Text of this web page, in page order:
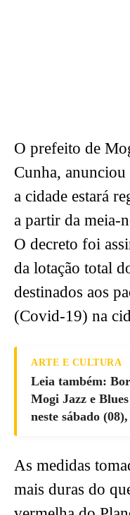
O prefeito de
Cunha,
a cidade estará
a partir da meia-
O decreto foi
da lotação total
destinados aos
(Covid-19) na
ARTE E CULTURA
Leia também:
Mogi Jazz e
neste sábado
As medidas
mais duras do